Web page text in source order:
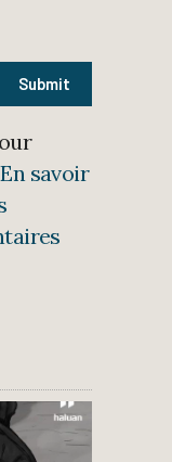
En savoir